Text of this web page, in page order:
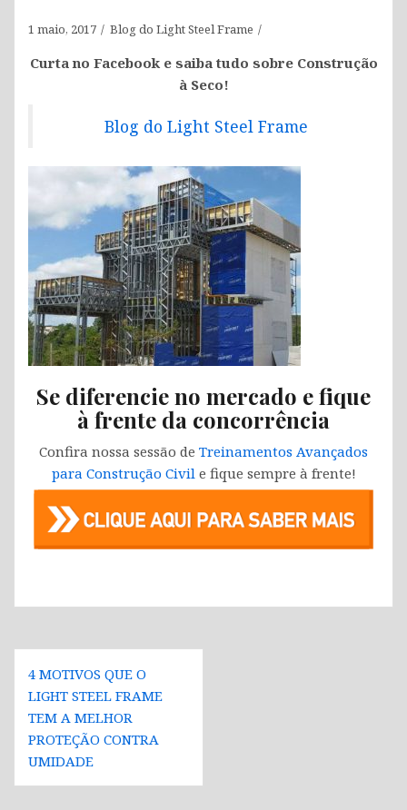
1 maio, 2017 Blog do Light Steel Frame
Curta no Facebook e saiba tudo sobre Construção
à Seco!
Blog do Light Steel Frame
Se diferencie no mercado e fique
à frente da concorrência
Confira nossa sessão de Treinamentos Avançados
para Construção Civile fique sempre à frente!
Navegação
de
Post
4 MOTIVOS QUE O
LIGHT STEEL FRAME
TEM A MELHOR
PROTEÇÃO CONTRA
UMIDADE